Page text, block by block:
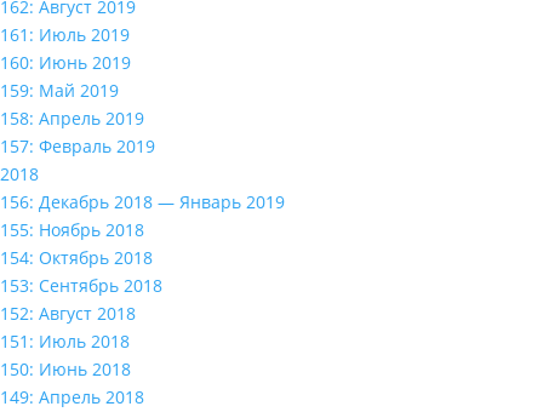
162: Август 2019
161: Июль 2019
160: Июнь 2019
159: Май 2019
158: Апрель 2019
157: Февраль 2019
2018
156: Декабрь 2018 — Январь 2019
155: Ноябрь 2018
154: Октябрь 2018
153: Сентябрь 2018
152: Август 2018
151: Июль 2018
150: Июнь 2018
149: Апрель 2018